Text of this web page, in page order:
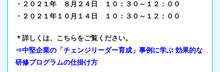
・２０２１年 ８月２４日 １０：３０～１２：００
・２０２１年１０月１４日 １０：３０～１２：００
＊詳しくは、こちらをご覧ください。
⇒中堅企業の「チェンジリーダー育成」事例に学ぶ 効果的な
研修プログラムの仕掛け方